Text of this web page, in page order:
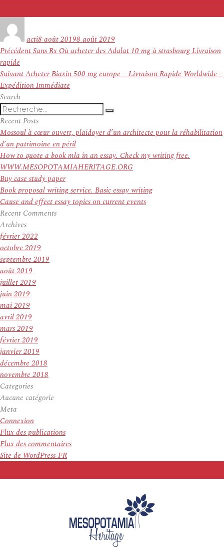
actile
8 août 20198 août 2019
Navigation
de
l’article
PrécédentArticle
Sans Rx Où acheter des Adalat 10 mg à strasbourg Livraison
rapide
SuivantArticle
suivant :
Acheter Biaxin 500 mg europe – Livraison Rapide Worldwide –
Expédition Immédiate
Search
Recherche
pour
:
Recherche
Recent Posts
Mossoul à cœur ouvert, plaidoyer d’un architecte pour la réhabilitation
d’un patrimoine en péril
How to quote a book mla in an essay. Check my writing free.
WWW.MESOPOTAMIAHERITAGE.ORG
Buy case study paper
Book proposal writing service. Basic essay writing
Cause and effect essay topics on current events
Recent Comments
Archives
février 2022
octobre 2019
septembre 2019
août 2019
juillet 2019
juin 2019
mai 2019
avril 2019
mars 2019
février 2019
janvier 2019
décembre 2018
novembre 2018
Categories
Aucune catégorie
Meta
Connexion
Flux des publications
Flux des commentaires
Site de WordPress-FR